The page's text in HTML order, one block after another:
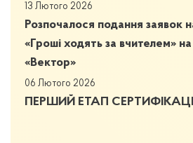
13 Лютого 2026
Розпочалося подання заявок
«Гроші ходять за вчителем»
«Вектор»
06 Лютого 2026
ПЕРШИЙ ЕТАП